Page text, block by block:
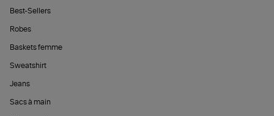
Best-Sellers
Robes
Baskets femme
Sweatshirt
Jeans
Sacs à main